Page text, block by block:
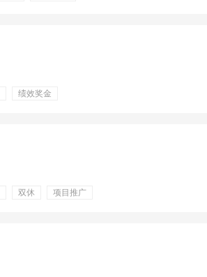
绩效奖金
双休
项目推广